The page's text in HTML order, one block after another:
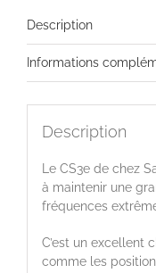
Description
Informations
Description
Le CS3e de chez
à maintenir une
fréquences
C’est un excellent
comme les